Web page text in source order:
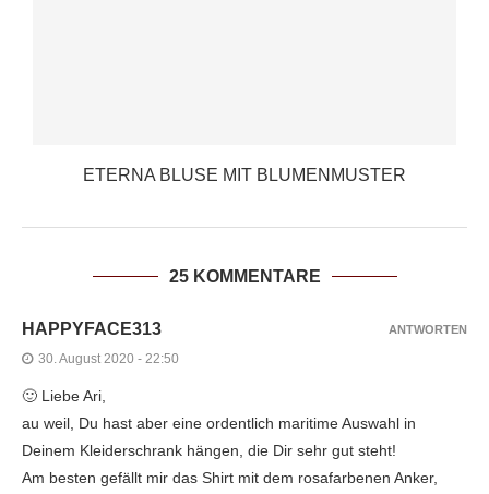
ETERNA BLUSE MIT BLUMENMUSTER
25 KOMMENTARE
HAPPYFACE313
30. August 2020 - 22:50
🙂 Liebe Ari,
au weil, Du hast aber eine ordentlich maritime Auswahl in
Deinem Kleiderschrank hängen, die Dir sehr gut steht!
Am besten gefällt mir das Shirt mit dem rosafarbenen Anker,
ANTWORTEN